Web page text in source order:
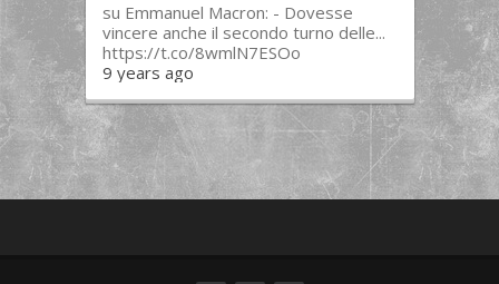
su Emmanuel Macron: - Dovesse
vincere anche il secondo turno delle...
https://t.co/8wmlN7ESOo
9 years ago